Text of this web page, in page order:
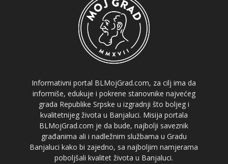
Informativni portal BLMojGrad.com, za cilj ima da
informiše, edukuje i pokrene stanovnike najvećeg
grada Republike Srpske u izgradnji što boljeg i
kvalitetnijeg života u Banjaluci. Misija portala
BLMojGrad.com je da bude, najbolji saveznik
građanima ali i nadležnim službama u Gradu
Banjaluci kako bi zajedno, sa najboljim namjerama
poboljšali kvalitet života u Banjaluci.